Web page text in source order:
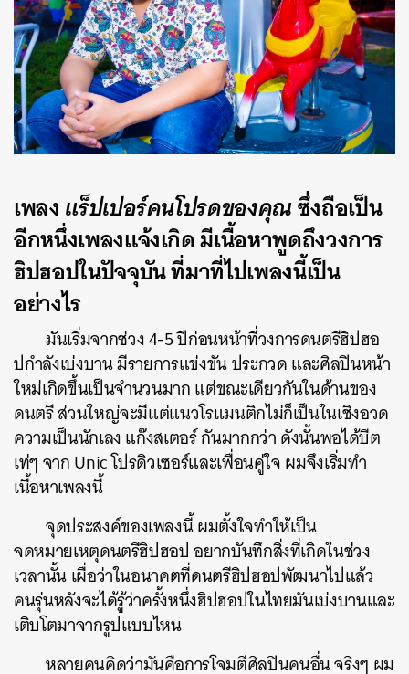
เพลงแร็ปเปอร์คนโปรดของคุณซึ่งถือเป็น
อีกหนึ่งเพลงแจ้งเกิด มีเนื้อหาพูดถึงวงการ
ฮิปฮอปในปัจจุบัน ที่มาที่ไปเพลงนี้เป็น
อย่างไร
มันเริ่มจากช่วง 4-5 ปีก่อนหน้าที่วงการดนตรีฮิปฮอ
ปกำลังเบ่งบาน มีรายการแข่งขัน ประกวด และศิลปินหน้า
ใหม่เกิดขึ้นเป็นจำนวนมาก แต่ขณะเดียวกันในด้านของ
ดนตรี ส่วนใหญ่จะมีแต่แนวโรแมนติกไม่ก็เป็นในเชิงอวด
ความเป็นนักเลง แก๊งสเตอร์ กันมากกว่า ดังนั้นพอได้บีต
เท่ๆ จาก Unic โปรดิวเซอร์และเพื่อนคู่ใจ ผมจึงเริ่มทำ
เนื้อหาเพลงนี้
จุดประสงค์ของเพลงนี้ ผมตั้งใจทำให้เป็น
จดหมายเหตุดนตรีฮิปฮอป อยากบันทึกสิ่งที่เกิดในช่วง
เวลานั้น เผื่อว่าในอนาคตที่ดนตรีฮิปฮอปพัฒนาไปแล้ว
คนรุ่นหลังจะได้รู้ว่าครั้งหนึ่งฮิปฮอปในไทยมันเบ่งบานและ
เติบโตมาจากรูปแบบไหน
หลายคนคิดว่ามันคือการโจมตีศิลปินคนอื่น จริงๆ ผม